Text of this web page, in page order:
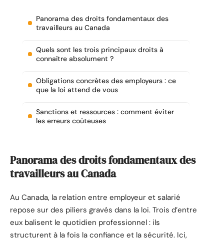
Panorama des droits fondamentaux des
travailleurs au Canada
Quels sont les trois principaux droits à
connaître absolument ?
Obligations concrètes des employeurs : ce
que la loi attend de vous
Sanctions et ressources : comment éviter
les erreurs coûteuses
Panorama des droits fondamentaux des
travailleurs au Canada
Au Canada, la relation entre employeur et salarié
repose sur des piliers gravés dans la loi. Trois d’entre
eux balisent le quotidien professionnel : ils
structurent à la fois la confiance et la sécurité. Ici,